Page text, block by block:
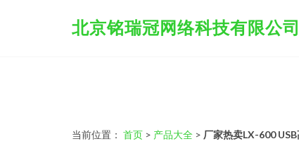
北京铭瑞冠网络科技有限公司
当前位置： 首页 > 产品大全 > 厂家热卖LX-600